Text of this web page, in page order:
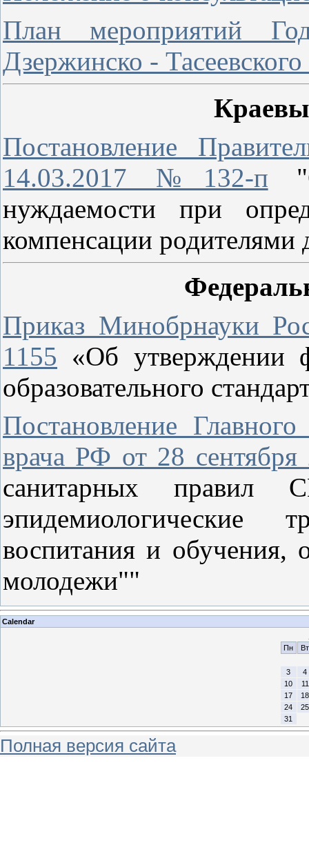
План мероприятий
Дзержинско -
Постановление
14.03.2017 №132-п
нуждаемости при
компенсации родителями
Приказ Минобрнауки
1155 «Об утверждении
образовательного
Постановление Главного
врача РФ от 28
санитарных правил
эпидемиологические
воспитания и обучения,
молодежи""
Calendar
Пн
Вт
3
4
10
11
17
18
24
25
31
Полная версия сайта